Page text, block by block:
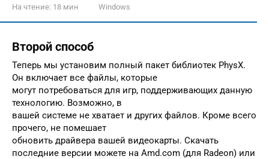
На чтение: 18 мин Windows
Второй способ
Теперь мы установим полный пакет библиотек PhysX.
Он включает все файлы, которые
могут потребоваться для игр, поддерживающих данную
технологию. Возможно, в
вашей системе не хватает и других файлов. Кроме всего
прочего, не помешает
обновить драйвера вашей видеокарты. Скачать
последние версии можете на Amd.com (для Radeon) или